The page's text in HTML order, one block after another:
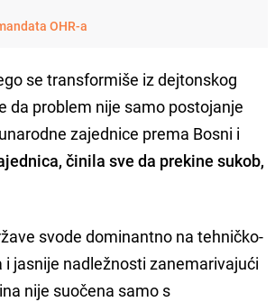
OHR-a
se transformiše iz dejtonskog
da problem nije samo postojanje
zajednice prema Bosni i
činila sve da prekine sukob,
svode dominantno na tehničko-
jasnije nadležnosti zanemarivajući
nije suočena samo s